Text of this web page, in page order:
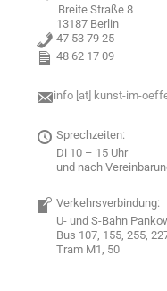
Breite Straße 8
13187 Berlin
47 53 79 25
48 62 17 09
info [at] kunst-im-
Sprechzeiten:
Di 10 – 15 Uhr
und nach
Verkehrsverbindung:
U- und S-Bahn
Bus 107, 155, 255,
Tram M1, 50